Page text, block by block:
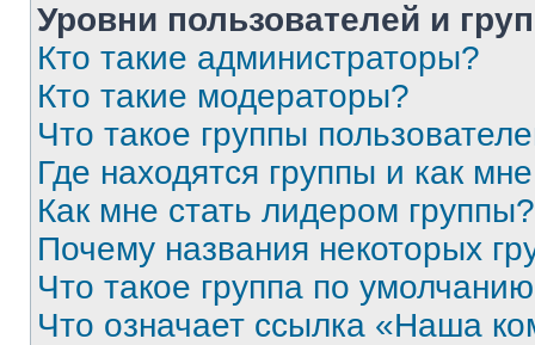
Уровни пользователей и
Кто такие администраторы?
Кто такие модераторы?
Что такое группы
Где находятся группы и как
Как мне стать лидером группы?
Почему названия некоторых
Что такое группа по
Что означает ссылка «Наша